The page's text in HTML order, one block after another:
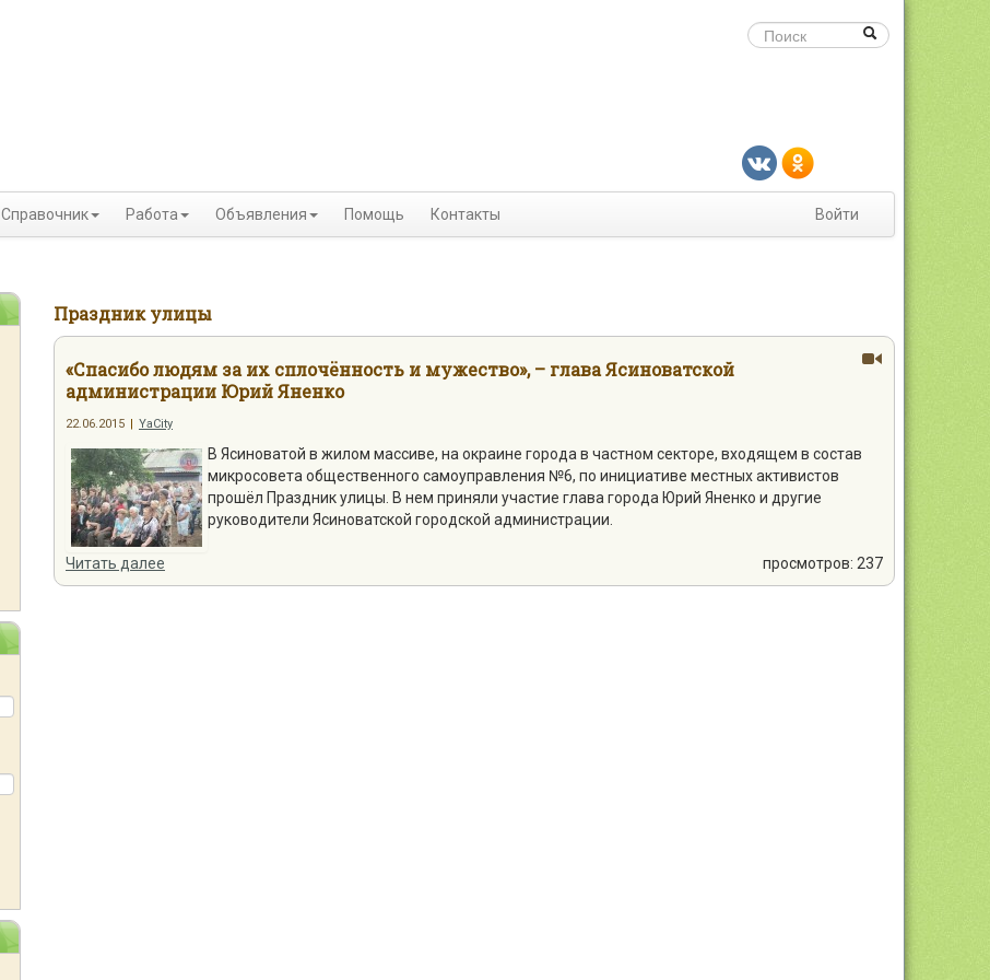
Справочник Работа Объявления Помощь Контакты Войти
Праздник улицы
«Спасибо людям за их сплочённость и мужество», – глава Ясиноватской
администрации Юрий Яненко
22.06.2015 YaCity
В Ясиноватой в жилом массиве, на окраине города в частном секторе, входящем в состав
микросовета общественного самоуправления №6, по инициативе местных активистов
прошёл Праздник улицы. В нем приняли участие глава города Юрий Яненко и другие
руководители Ясиноватской городской администрации.
Читать далее просмотров: 237